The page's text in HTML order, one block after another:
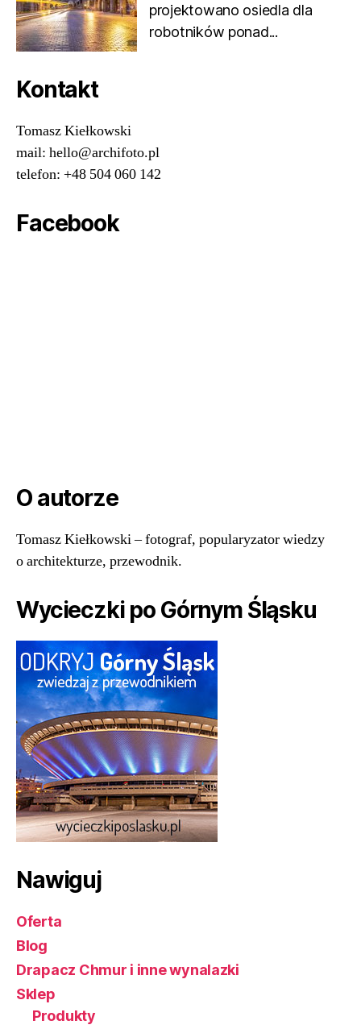
projektowano osiedla dla
robotników ponad...
Kontakt
Tomasz Kiełkowski
mail: hello@archifoto.pl
telefon: +48 504 060 142
Facebook
O autorze
Tomasz Kiełkowski – fotograf, popularyzator wiedzy
o architekturze, przewodnik.
Wycieczki po Górnym Śląsku
Nawiguj
Oferta
Blog
Drapacz Chmur i inne wynalazki
Sklep
Produkty